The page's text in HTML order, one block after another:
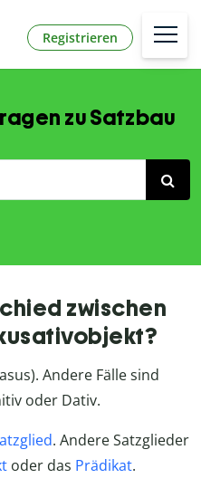
Registrieren
zu Satzbau
zwischen
Andere Fälle sind
oder Dativ.
. Andere Satzglieder
oder das Prädikat.